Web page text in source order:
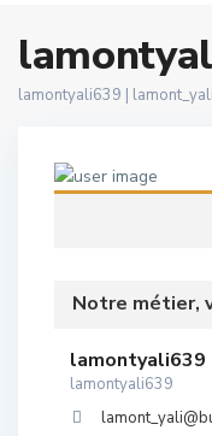
lamontyali639 |
Notre métier,
lamontyali639
lamontyali639